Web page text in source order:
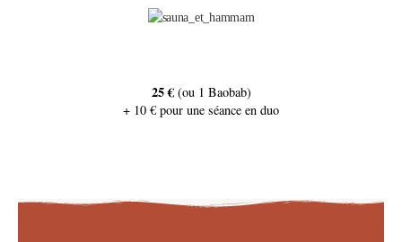
25 €(ou 1 Baobab)
+ 10 € pour une séance en duo